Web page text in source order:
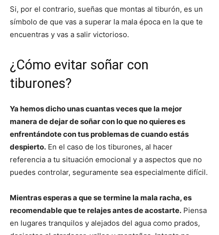
Si, por el contrario, sueñas que montas al tiburón, es un
símbolo de que vas a superar la mala época en la que te
encuentras y vas a salir victorioso.
¿Cómo evitar soñar con
tiburones?
Ya hemos dicho unas cuantas veces que la mejor
manera de dejar de soñar con lo que no quieres es
enfrentándote con tus problemas de cuando estás
despierto. En el caso de los tiburones, al hacer
referencia a tu situación emocional y a aspectos que no
puedes controlar, seguramente sea especialmente difícil.
Mientras esperas a que se termine la mala racha, es
recomendable que te relajes antes de acostarte. Piensa
en lugares tranquilos y alejados del agua como prados,